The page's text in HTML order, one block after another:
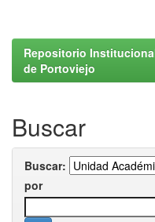
Repositorio
de Portoviejo
Buscar
Buscar:
por